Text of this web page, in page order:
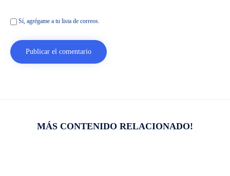
Sí, agrégame a tu lista de correos.
MÁS CONTENIDO RELACIONADO!